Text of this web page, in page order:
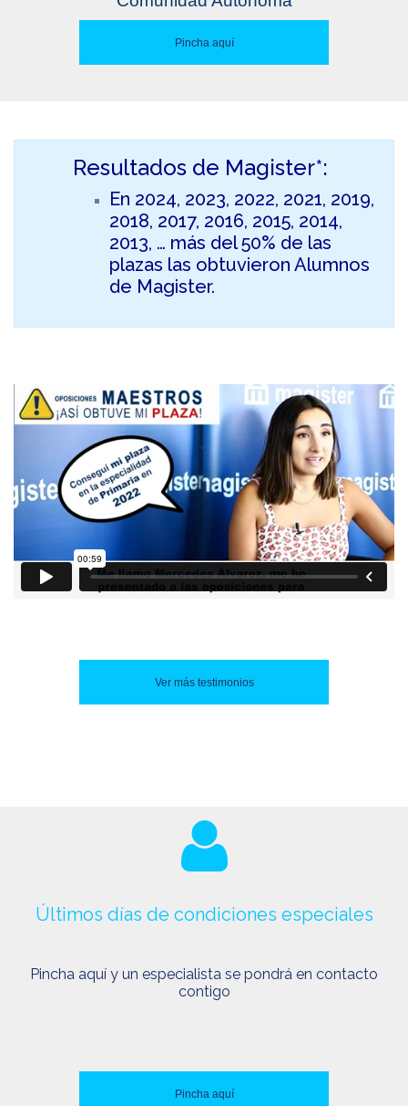
Pincha aquí
Resultados de Magister*:
En 2024, 2023, 2022, 2021, 2019,
2018, 2017, 2016, 2015, 2014,
2013, … más del 50% de las
plazas las obtuvieron Alumnos
de Magister.
Ver más testimonios
Últimos días de condiciones especiales
Pincha aquí y un especialista se pondrá en contacto
contigo
Pincha aquí